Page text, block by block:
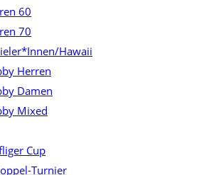
60
70
Hawaii
Herren
Damen
Mixed
Cup
Turnier